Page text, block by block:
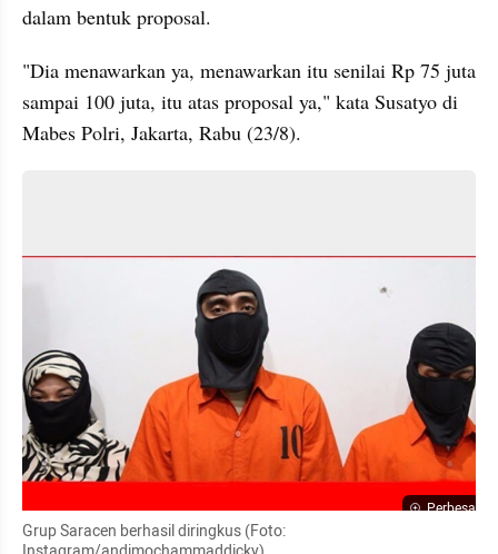
dalam bentuk proposal.
"Dia menawarkan ya, menawarkan itu senilai Rp 75 juta
sampai 100 juta, itu atas proposal ya," kata Susatyo di
Mabes Polri, Jakarta, Rabu (23/8).
Perbesar
Grup Saracen berhasil diringkus (Foto: